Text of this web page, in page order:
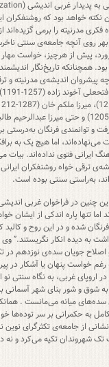
نکته خواهد بود که روشنفکران
فکری مدرنیته را برمی
روی آنچه جامعه‌ی سنتی
پیش از هرچیز، خواست مهار
همچنانکه تاریخ‌نگار
پیشروان اندیشه‌ی مدرنیته و
و توانمندی فرنگان
اما هیچ یک به
ایرانی فتوی نداده‌اند. بیات
ترقی خواه روشنفکران
به‌راستی سنتی بوده است.
چنین در فراخوان غربی
اما تنها پاره اندکی از ایشان
شده و در این روح و کالبد
به دیده انکار نگریستند.”
اصلاح جویان سده‌ی نوزدهم در
خواست پنهان یا آشکار در
اروپای غربی، به نگاه سنتی نو
شوق و شور بنای شهر آسمانی
سده‌های میانه می‌مانست .
به حکمرانی بر سر توده‌ها
از جامعه‌ی تکثر‌گرای نوین
شهروندان تکیه می‌کرد و نه